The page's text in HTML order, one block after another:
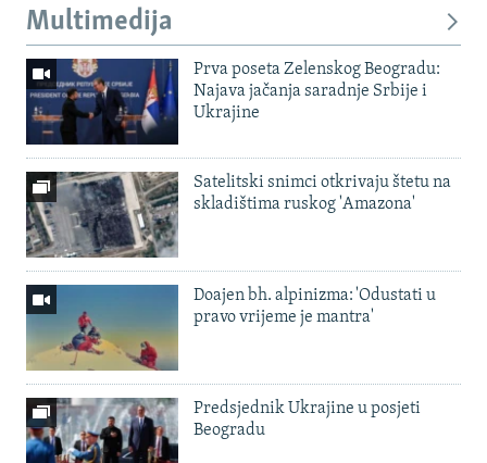
Multimedija
Prva poseta Zelenskog Beogradu:
Najava jačanja saradnje Srbije i
Ukrajine
Satelitski snimci otkrivaju štetu na
skladištima ruskog 'Amazona'
Doajen bh. alpinizma: 'Odustati u
pravo vrijeme je mantra'
Predsjednik Ukrajine u posjeti
Beogradu